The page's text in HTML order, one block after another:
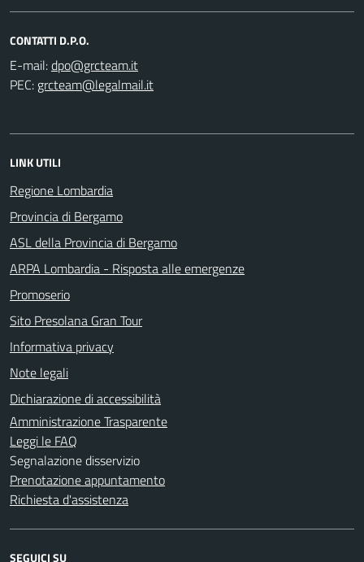
CONTATTI D.P.O.
E-mail:
PEC:
LINK UTILI
Regione Lombardia
Provincia di Bergamo
ASL della Provincia di Bergamo
ARPA Lombardia - Risposta alle emergenze
Promoserio
Sito Presolana Gran Tour
Informativa privacy
Note legali
Dichiarazione di accessibilità
Amministrazione Trasparente
Leggi le FAQ
Segnalazione disservizio
Prenotazione appuntamento
Richiesta d'assistenza
SEGUICI SU